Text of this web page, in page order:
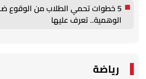
5 خطوات تحمي الطلاب من الوقوع
الوهمية.. تعرف عليها
رياضة